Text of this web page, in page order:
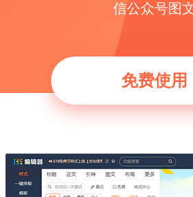
信公众号图
免费使用